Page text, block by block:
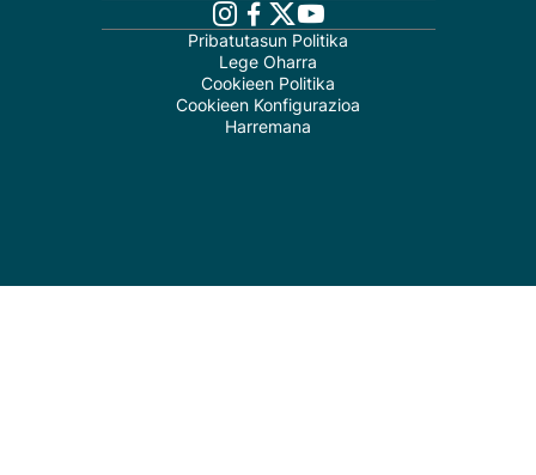
Pribatutasun Politika
Lege Oharra
Cookieen Politika
Cookieen Konfigurazioa
Harremana